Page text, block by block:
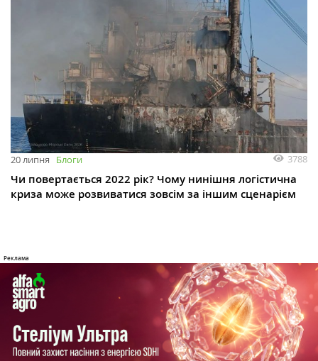
20 липня Блоги 3788
Чи повертається 2022 рік? Чому нинішня логістична
криза може розвиватися зовсім за іншим сценарієм